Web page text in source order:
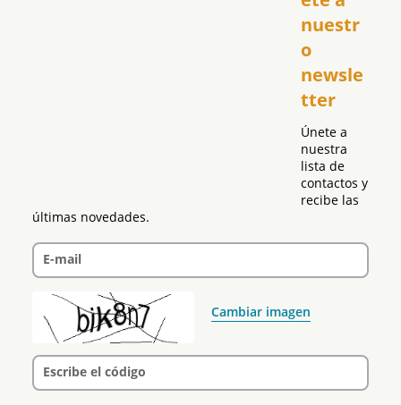
nuestr
o
newsle
tter
Únete a
nuestra
lista de
contactos y
recibe las
últimas novedades.
E-mail
Cambiar imagen
Escribe el código